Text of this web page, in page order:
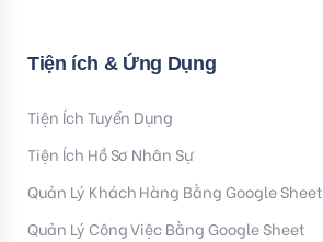
Tiện ích & Ứng Dụng
Tiện Ích Tuyển Dụng
Tiện Ích Hồ Sơ Nhân Sự
Quản Lý Khách Hàng Bằng Google Sheet
Quản Lý Công Việc Bằng Google Sheet